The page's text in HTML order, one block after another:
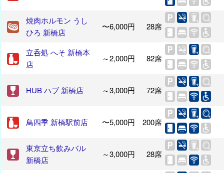
焼肉ホルモン うし
ひろ 新橋店
〜6,000円 28席
立呑処 へそ 新橋本
店
～2,000円 82席
HUB ハブ 新橋店 ～3,000円 72席
鳥四季 新橋駅前店 〜5,000円 200席
東京立ち飲みバル
新橋店
～3,000円 28席